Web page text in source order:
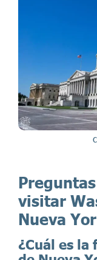
visitar
Nueva
¿Cuál es la